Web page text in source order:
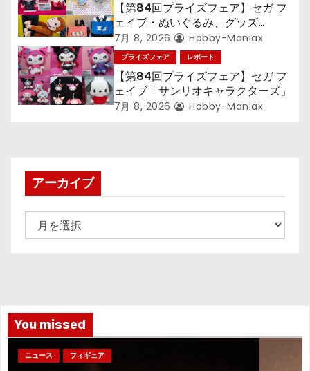
【第84回プライズフェア】セガ フ
ェイブ・ぬいぐるみ、グッズ
『LiSA』『ミニオン』『おさるの
ジョージ』『ポケットモンスター』
7月 8, 2026 Hobby-Maniax
プライズフェア レポート
【第84回プライズフェア】セガ フ
ェイブ「サンリオキャラクターズ」
7月 8, 2026 Hobby-Maniax
アーカイブ
ー
You missed
ニュース フィギュア